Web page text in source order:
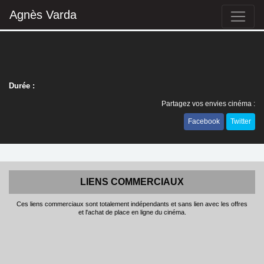
Agnès Varda
Durée :
Partagez vos envies cinéma :
Facebook Twitter
LIENS COMMERCIAUX
Ces liens commerciaux sont totalement indépendants et sans lien avec les offres
et l'achat de place en ligne du cinéma.